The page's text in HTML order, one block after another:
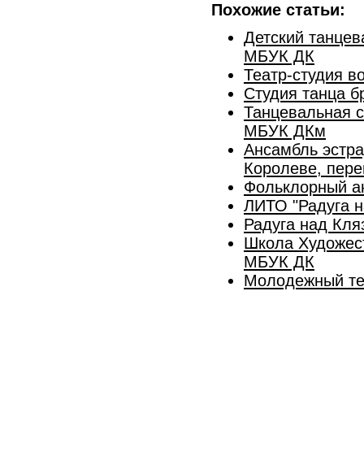
Похожие статьи:
Детский
МБУК ДК
Театр-студия
Студия танца
Танцевальная
МБУК ДКм
Ансамбль
Королеве,
Фольклорный
ЛИТО "Радуга
Радуга над
Школа
МБУК ДК
Молодежный